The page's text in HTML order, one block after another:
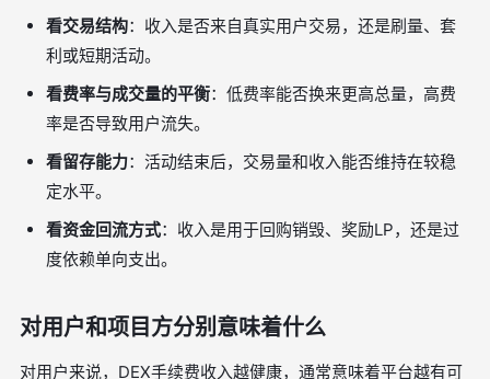
看交易结构：收入是否来自真实用户交易，还是刷量、套
利或短期活动。
看费率与成交量的平衡：低费率能否换来更高总量，高费
率是否导致用户流失。
看留存能力：活动结束后，交易量和收入能否维持在较稳
定水平。
看资金回流方式：收入是用于回购销毁、奖励LP，还是过
度依赖单向支出。
对用户和项目方分别意味着什么
对用户来说，DEX手续费收入越健康，通常意味着平台越有可